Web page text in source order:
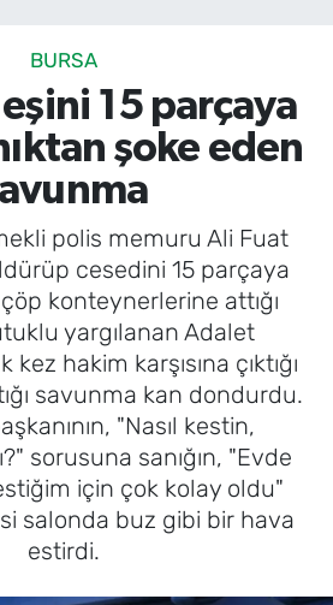
BURSA
15 parçaya
şoke eden
polis memuru Ali Fuat
cesedini 15 parçaya
konteynerlerine attığı
yargılanan Adalet
hakim karşısına çıktığı
savunma kan dondurdu.
"Nasıl kestin,
sorusuna sanığın, "Evde
için çok kolay oldu"
salonda buz gibi bir hava
estirdi.